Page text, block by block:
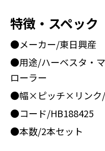
特徴・スペック
●メーカー/東日興産
●用途/ハーベスタ・
ローラー
●幅×ピッチ×リンク/
●コード/HB188425
●本数/2本セット